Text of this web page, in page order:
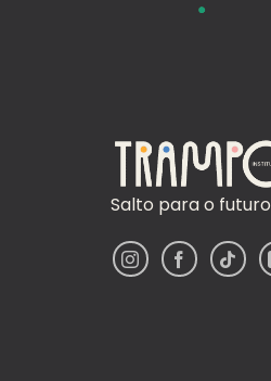
Salto para o futuro